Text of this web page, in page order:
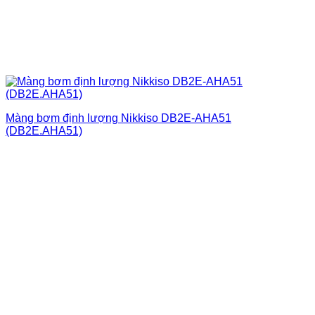
Màng bơm định lượng Nikkiso DB2E-AHA51
(DB2E.AHA51)